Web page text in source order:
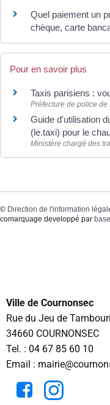
Quel paiement un
chèque, carte
Pour en savoir plus
Taxis parisiens :
Préfecture de police de
Guide d'utilisation
(le.taxi) pour le
Ministère chargé des
© Direction de l'information
comarquage developpé par
Ville de Cournonsec
Rue du Jeu de
34660 COURNONSEC
Tel. : 04 67 85 60 10
Email :